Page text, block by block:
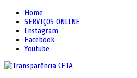
Home
SERVIÇOS ONLINE
Instagram
Facebook
Youtube